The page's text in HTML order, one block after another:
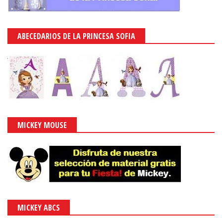
ABECEDARIOS DE LA PRINCESA SOFIA
MICKEY MOUSE
MICKEY ABCS